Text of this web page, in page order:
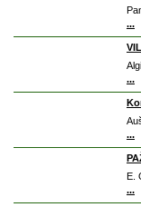
...
...
...
E.
...